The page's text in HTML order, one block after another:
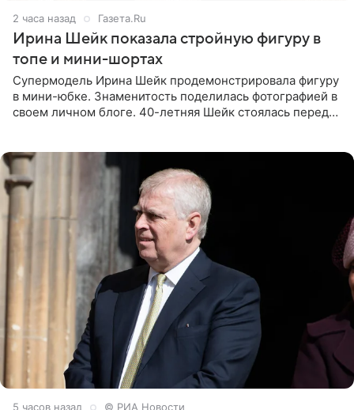
2 часа назад Газета.Ru
Ирина Шейк показала стройную фигуру в
топе и мини-шортах
Супермодель Ирина Шейк продемонстрировала фигуру
в мини-юбке. Знаменитость поделилась фотографией в
своем личном блоге. 40-летняя Шейк стоялась перед
5 часов назад © РИА Новости